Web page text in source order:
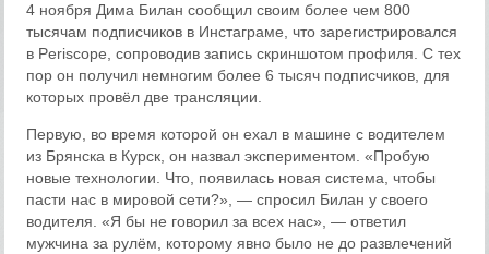
4 ноября Дима Билан сообщил своим более чем 800
тысячам подписчиков в Инстаграме, что зарегистрировался
в Periscope, сопроводив запись скриншотом профиля. С тех
пор он получил немногим более 6 тысяч подписчиков, для
которых провёл две трансляции.
Первую, во время которой он ехал в машине с водителем
из Брянска в Курск, он назвал экспериментом. «Пробую
новые технологии. Что, появилась новая система, чтобы
пасти нас в мировой сети?», — спросил Билан у своего
водителя. «Я бы не говорил за всех нас», — ответил
мужчина за рулём, которому явно было не до развлечений